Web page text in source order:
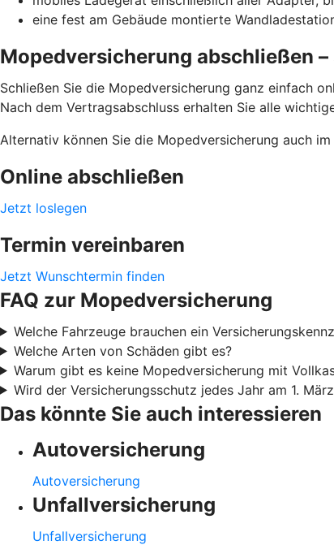
eine fest am Gebäude montierte
Mopedversicherung abschließen
Schließen Sie die Mopedversicherung ganz einfach
Nach dem Vertragsabschluss erhalten Sie alle
Alternativ können Sie die Mopedversicherung auch
Online abschließen
Jetzt loslegen
Termin vereinbaren
Jetzt Wunschtermin finden
FAQ zur Mopedversicherung
Welche Fahrzeuge brauchen ein
Welche Arten von Schäden gibt es?
Warum gibt es keine Mopedversicherung mit
Wird der Versicherungsschutz jedes Jahr am 1.
Das könnte Sie auch interessieren
Autoversicherung
Autoversicherung
Unfallversicherung
Unfallversicherung